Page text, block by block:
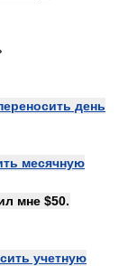
день
месячную
мне $50.
учетную